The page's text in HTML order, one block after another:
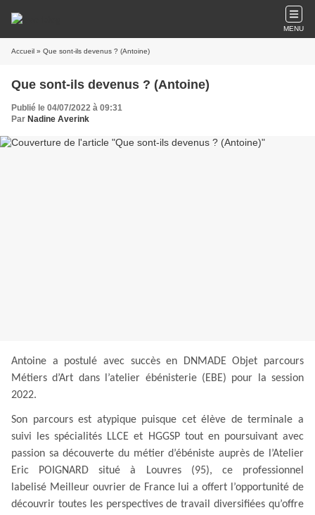
MENU
Accueil » Que sont-ils devenus ? (Antoine)
Que sont-ils devenus ? (Antoine)
Publié le 04/07/2022 à 09:31
Par Nadine Averink
Antoine a postulé avec succès en DNMADE Objet parcours
Métiers d’Art dans l’atelier ébénisterie (EBE) pour la session
2022.
Son parcours est atypique puisque cet élève de terminale a
suivi les spécialités LLCE et HGGSP tout en poursuivant avec
passion sa découverte du métier d’ébéniste auprès de l’Atelier
Eric POIGNARD situé à Louvres (95), ce professionnel
labelisé Meilleur ouvrier de France lui a offert l’opportunité de
découvrir toutes les perspectives de travail diversifiées qu’offre